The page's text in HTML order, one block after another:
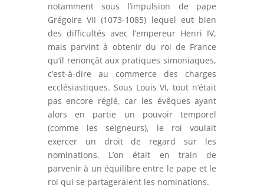
notamment sous l’impulsion de pape
Grégoire VII (1073-1085) lequel eut bien
des difficultés avec l’empereur Henri IV,
mais parvint à obtenir du roi de France
qu’il renonçât aux pratiques simoniaques,
c’est-à-dire au commerce des charges
ecclésiastiques. Sous Louis VI, tout n’était
pas encore réglé, car les évêques ayant
alors en partie un pouvoir temporel
(comme les seigneurs), le roi voulait
exercer un droit de regard sur les
nominations. L’on était en train de
parvenir à un équilibre entre le pape et le
roi qui se partageraient les nominations.